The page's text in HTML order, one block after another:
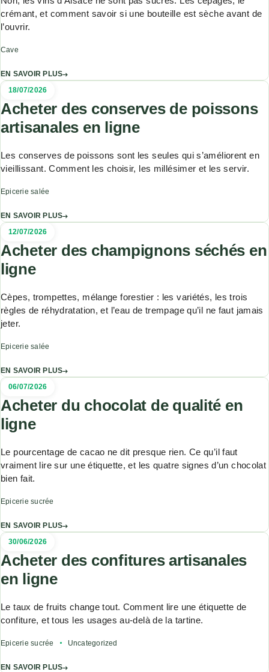
crémant, et comment savoir si une bouteille est sèche avant de
l’ouvrir.
Cave
EN SAVOIR PLUS
18/07/2026
Acheter des conserves de poissons
artisanales en ligne
Les conserves de poissons sont les seules qui s’améliorent en
vieillissant. Comment les choisir, les millésimer et les servir.
Epicerie salée
EN SAVOIR PLUS
12/07/2026
Acheter des champignons séchés en
ligne
Cèpes, trompettes, mélange forestier : les variétés, les trois
règles de réhydratation, et l’eau de trempage qu’il ne faut jamais
jeter.
Epicerie salée
EN SAVOIR PLUS
06/07/2026
Acheter du chocolat de qualité en
ligne
Le pourcentage de cacao ne dit presque rien. Ce qu’il faut
vraiment lire sur une étiquette, et les quatre signes d’un chocolat
bien fait.
Epicerie sucrée
EN SAVOIR PLUS
30/06/2026
Acheter des confitures artisanales
en ligne
Le taux de fruits change tout. Comment lire une étiquette de
confiture, et tous les usages au-delà de la tartine.
Epicerie sucrée Uncategorized
EN SAVOIR PLUS